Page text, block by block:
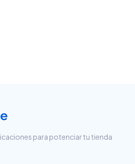
para potenciar tu tienda